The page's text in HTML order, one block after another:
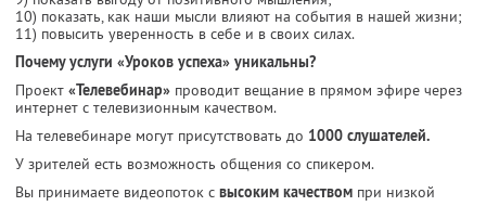
10) показать, как наши мысли влияют на события в нашей жизни;
11) повысить уверенность в себе и в своих силах.
Почему услуги «Уроков успеха» уникальны?
Проект «Телевебинар» проводит вещание в прямом эфире через
интернет с телевизионным качеством.
На телевебинаре могут присутствовать до 1000 слушателей.
У зрителей есть возможность общения со спикером.
Вы принимаете видеопоток с высоким качеством при низкой